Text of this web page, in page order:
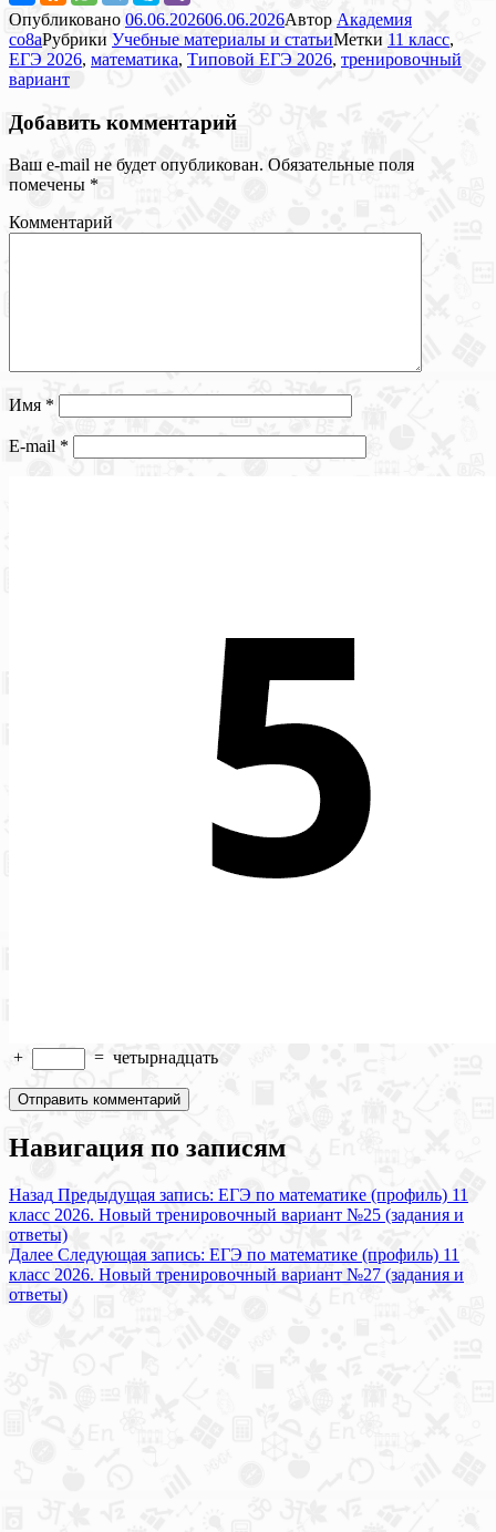
Опубликовано 06.06.202606.06.2026Автор Академия
co8aРубрики Учебные материалы и статьиМетки 11 класс,
ЕГЭ 2026, математика, Типовой ЕГЭ 2026, тренировочный
вариант
Добавить комментарий
Ваш e-mail не будет опубликован. Обязательные поля
помечены *
Комментарий
Имя *
E-mail *
+ = четырнадцать
Навигация по записям
Назад Предыдущая запись: ЕГЭ по математике (профиль) 11
класс 2026. Новый тренировочный вариант №25 (задания и
ответы)
Далее Следующая запись: ЕГЭ по математике (профиль) 11
класс 2026. Новый тренировочный вариант №27 (задания и
ответы)